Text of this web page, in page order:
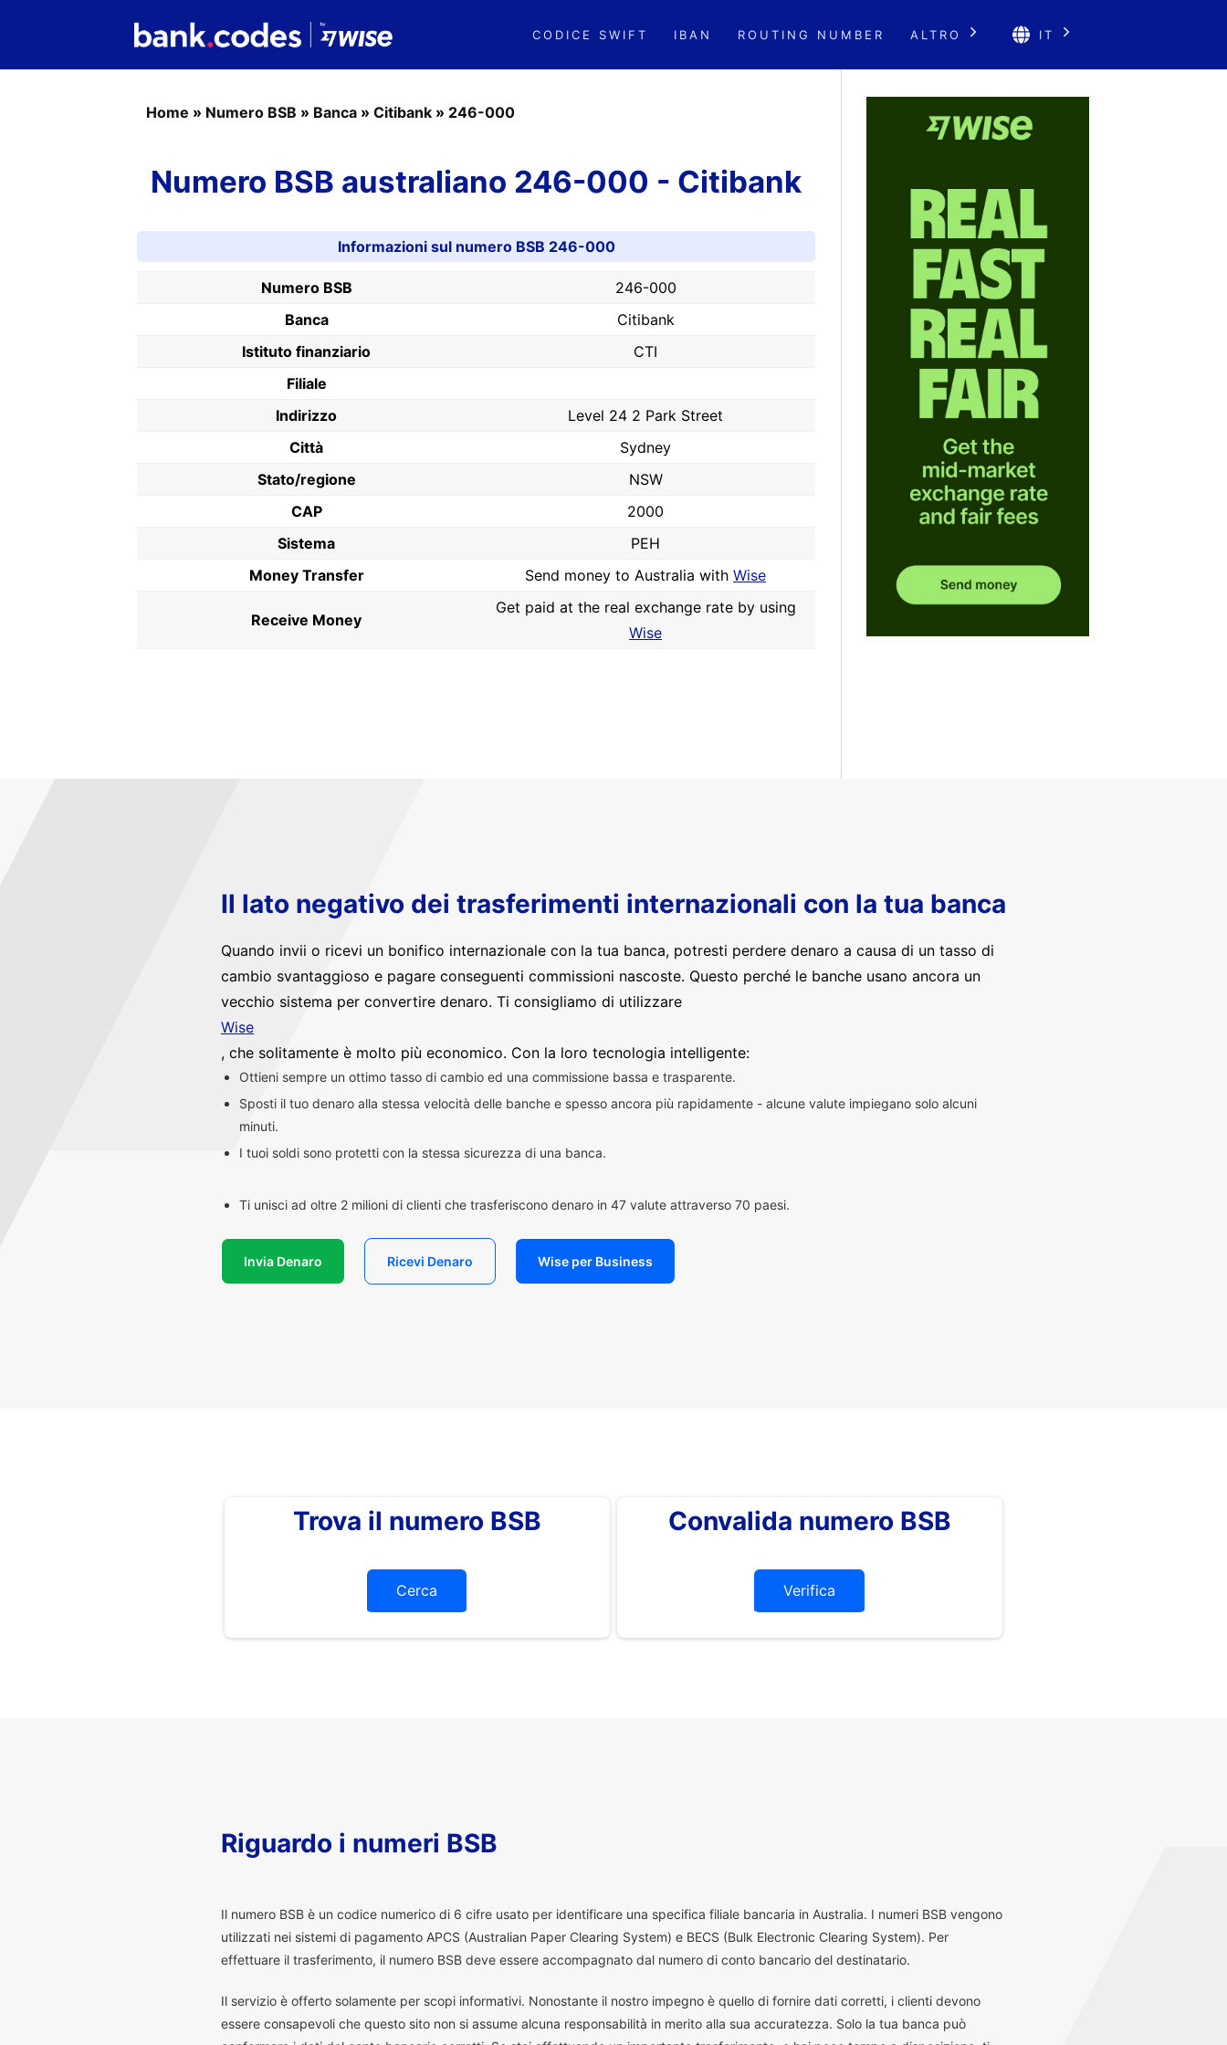
CODICE SWIFT IBAN ROUTING NUMBER ALTRO IT
Home » Numero BSB » Banca » Citibank » 246-000
Numero BSB australiano 246-000 - Citibank
Informazioni sul numero BSB 246-000
Numero BSB
246-000
Banca
Citibank
Istituto finanziario
CTI
Filiale
Indirizzo
Level 24 2 Park Street
Città
Sydney
Stato/regione
NSW
CAP
2000
Sistema
PEH
Money Transfer
Send money to Australia with Wise
Receive Money
Get paid at the real exchange rate by using
Wise
Il lato negativo dei trasferimenti internazionali con la tua banca
Quando invii o ricevi un bonifico internazionale con la tua banca, potresti perdere denaro a causa di un tasso di
cambio svantaggioso e pagare conseguenti commissioni nascoste. Questo perché le banche usano ancora un
vecchio sistema per convertire denaro. Ti consigliamo di utilizzare
Wise
, che solitamente è molto più economico. Con la loro tecnologia intelligente:
Ottieni sempre un ottimo tasso di cambio ed una commissione bassa e trasparente.
Sposti il tuo denaro alla stessa velocità delle banche e spesso ancora più rapidamente - alcune valute impiegano solo alcuni
minuti.
I tuoi soldi sono protetti con la stessa sicurezza di una banca.
Ti unisci ad oltre 2 milioni di clienti che trasferiscono denaro in 47 valute attraverso 70 paesi.
Invia Denaro Ricevi Denaro Wise per Business
Trova il numero BSB
Cerca
Convalida numero BSB
Verifica
Riguardo i numeri BSB
Il numero BSB è un codice numerico di 6 cifre usato per identificare una specifica filiale bancaria in Australia. I numeri BSB vengono
utilizzati nei sistemi di pagamento APCS (Australian Paper Clearing System) e BECS (Bulk Electronic Clearing System). Per
effettuare il trasferimento, il numero BSB deve essere accompagnato dal numero di conto bancario del destinatario.
Il servizio è offerto solamente per scopi informativi. Nonostante il nostro impegno è quello di fornire dati corretti, i clienti devono
essere consapevoli che questo sito non si assume alcuna responsabilità in merito alla sua accuratezza. Solo la tua banca può